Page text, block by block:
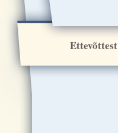
Ettevõttest